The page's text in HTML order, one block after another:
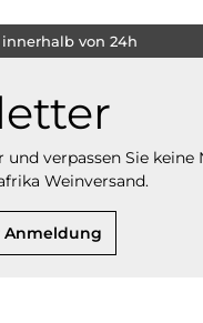
innerhalb von 24h
verpassen Sie keine
Weinversand.
Anmeldung